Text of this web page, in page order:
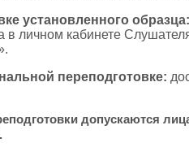
установленного образца:
личном кабинете
переподготовке:
допускаются